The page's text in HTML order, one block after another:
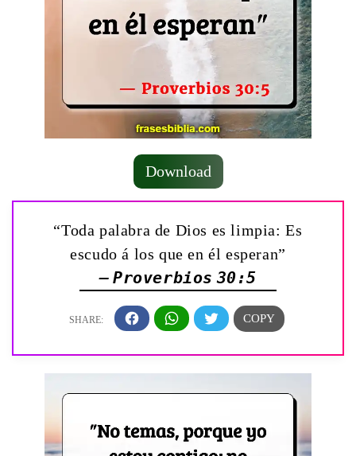
Download
“Toda palabra de Dios es limpia: Es
escudo á los que en él esperan”
— Proverbios 30:5